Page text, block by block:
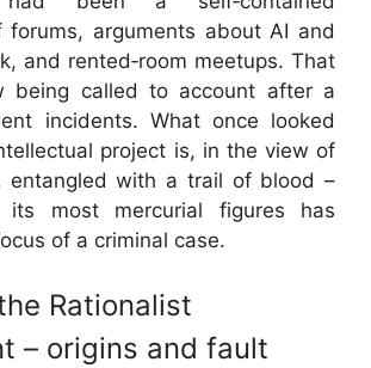
forums, arguments about AI and
and rented‑room meetups. That
being called to account after a
incidents. What once looked
project is, in the view of
entangled with a trail of blood –
most mercurial figures has
of a criminal case.
Rationalist
– origins and fault